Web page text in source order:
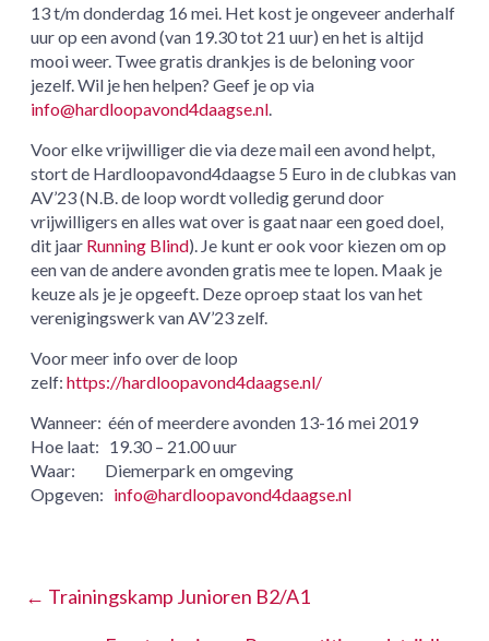
13 t/m donderdag 16 mei. Het kost je ongeveer anderhalf
uur op een avond (van 19.30 tot 21 uur) en het is altijd
mooi weer. Twee gratis drankjes is de beloning voor
jezelf. Wil je hen helpen? Geef je op via
info@hardloopavond4daagse.nl
Voor elke vrijwilliger die via deze mail een avond helpt,
stort de Hardloopavond4daagse 5 Euro in de clubkas van
AV’23 (N.B. de loop wordt volledig gerund door
vrijwilligers en alles wat over is gaat naar een goed doel,
dit jaar Running Blind). Je kunt er ook voor kiezen om op
een van de andere avonden gratis mee te lopen. Maak je
keuze als je je opgeeft. Deze oproep staat los van het
verenigingswerk van AV’23 zelf.
Voor meer info over de loop
zelf:https://hardloopavond4daagse.nl/
Wanneer: één of meerdere avonden 13-16 mei 2019
Hoe laat: 19.30 – 21.00 uur
Waar: Diemerpark en omgeving
Opgeven: info@hardloopavond4daagse.nl
← Trainingskamp Junioren B2/A1